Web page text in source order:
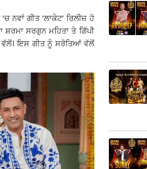
ਨਵਾਂ ਗੀਤ ‘ਲਾਕੇਟ’ ਰਿਲੀਜ਼ ਹੋ
ਸਰਗੁਨ ਮਹਿਤਾ ਤੇ ਗਿੱਪੀ
ਵੱਲੋਂ। ਇਸ ਗੀਤ ਨੂੰ ਸਰੋਤਿਆਂ ਵੱਲੋਂ